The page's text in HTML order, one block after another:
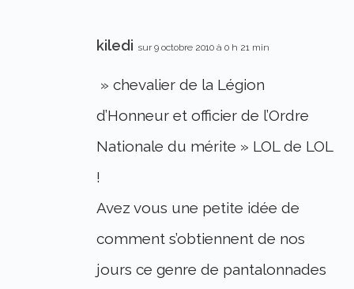
kiledi sur 9 octobre 2010 à 0 h 21 min
» chevalier de la Légion
d’Honneur et officier de l’Ordre
Nationale du mérite » LOL de LOL
!
Avez vous une petite idée de
comment s’obtiennent de nos
jours ce genre de pantalonnades